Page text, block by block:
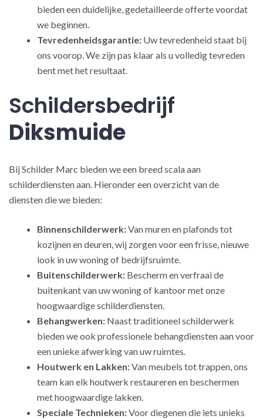
bieden een duidelijke, gedetailleerde offerte voordat
we beginnen.
Tevredenheidsgarantie: Uw tevredenheid staat bij
ons voorop. We zijn pas klaar als u volledig tevreden
bent met het resultaat.
Schildersbedrijf
Diksmuide
Bij Schilder Marc bieden we een breed scala aan
schilderdiensten aan. Hieronder een overzicht van de
diensten die we bieden:
Binnenschilderwerk:Van muren en plafonds tot
kozijnen en deuren, wij zorgen voor een frisse, nieuwe
look in uw woning of bedrijfsruimte.
Buitenschilderwerk: Bescherm en verfraai de
buitenkant van uw woning of kantoor met onze
hoogwaardige schilderdiensten.
Behangwerken: Naast traditioneel schilderwerk
bieden we ook professionele behangdiensten aan voor
een unieke afwerking van uw ruimtes.
Houtwerk en Lakken:Van meubels tot trappen, ons
team kan elk houtwerk restaureren en beschermen
met hoogwaardige lakken.
Speciale Technieken:Voor diegenen die iets unieks